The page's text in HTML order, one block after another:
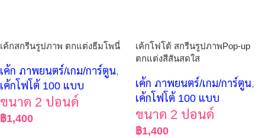
เค้กสกรีนรูปภาพ ตกแต่งธีมโพนี่
เค้ก ภาพยนตร์/เกม/การ์ตูน,
เค้กโฟโต้ 100 แบบ
ขนาด 2 ปอนด์
฿1,400
เค้กโฟโต้ สกรีนรูปภาพPop-up
ตกแต่งสีสันสดใส
เค้ก ภาพยนตร์/เกม/การ์ตูน,
เค้กโฟโต้ 100 แบบ
ขนาด 2 ปอนด์
฿1,400